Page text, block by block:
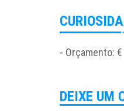
- Orçamento:
DEIXE UM